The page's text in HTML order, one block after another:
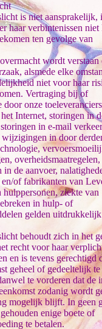
is niet aansprakelijk,
haar verbintenissen niet
ten gevolge van
wordt verstaan
alsmede elke
niet voor haar
Vertraging bij of
door onze
Internet, storingen in
in e-mail
in door
overheidsmaatregelen,
in de aanvoer,
en/of fabrikanten van
hulppersonen, ziekte van
in hulp- of
gelden
behoudt zich in het
recht voor haar
en is tevens gerechtigd
geheel of gedeeltelijk te
te vorderen dat de
zodanig wordt
mogelijk blijft. In geen
enige boete of
te betalen.